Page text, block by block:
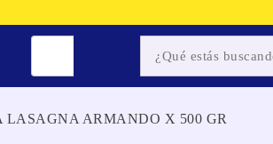
LASAGNA ARMANDO X 500 GR